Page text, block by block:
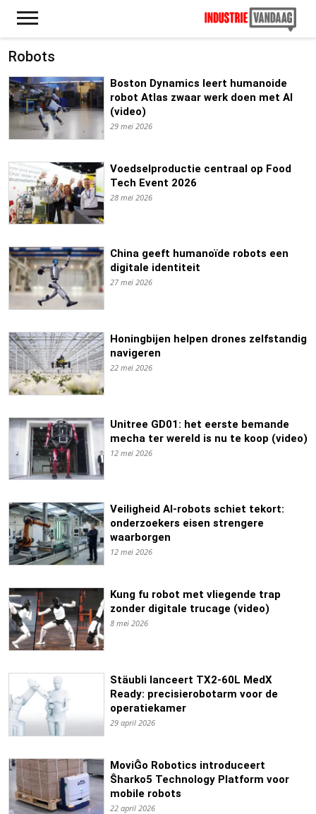
Robots
Boston Dynamics leert humanoide
robot Atlas zwaar werk doen met AI
(video)
29 mei 2026
Voedselproductie centraal op Food
Tech Event 2026
28 mei 2026
China geeft humanoïde robots een
digitale identiteit
27 mei 2026
Honingbijen helpen drones zelfstandig
navigeren
22 mei 2026
Unitree GD01: het eerste bemande
mecha ter wereld is nu te koop (video)
12 mei 2026
Veiligheid AI-robots schiet tekort:
onderzoekers eisen strengere
waarborgen
12 mei 2026
Kung fu robot met vliegende trap
zonder digitale trucage (video)
8 mei 2026
Stäubli lanceert TX2-60L MedX
Ready: precisierobotarm voor de
operatiekamer
29 april 2026
MoviĜo Robotics introduceert
Ŝharko5 Technology Platform voor
mobile robots
22 april 2026